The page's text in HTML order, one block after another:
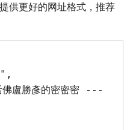
供更好的网址格式，推荐